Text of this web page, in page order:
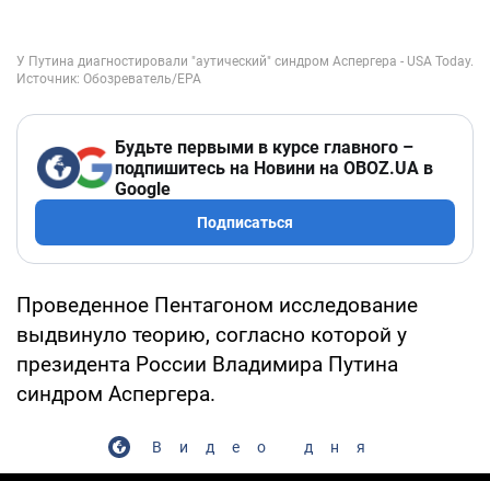
Будьте первыми в курсе главного –
подпишитесь на Новини на OBOZ.UA в
Google
Подписаться
Проведенное Пентагоном исследование
выдвинуло теорию, согласно которой у
президента России Владимира Путина
синдром Аспергера.
Видео дня